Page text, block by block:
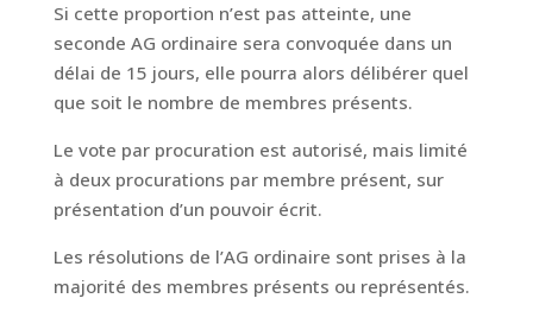
Si cette proportion n’est pas atteinte, une
seconde AG ordinaire sera convoquée dans un
délai de 15 jours, elle pourra alors délibérer quel
que soit le nombre de membres présents.
Le vote par procuration est autorisé, mais limité
à deux procurations par membre présent, sur
présentation d’un pouvoir écrit.
Les résolutions de l’AG ordinaire sont prises à la
majorité des membres présents ou représentés.